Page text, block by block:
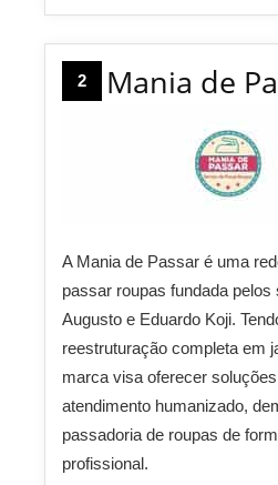
2 Mania de
A Mania de Passar é uma
passar roupas fundada pelos
Augusto e Eduardo Koji.
reestruturação completa em
marca visa oferecer
atendimento humanizado,
passadoria de roupas de
profissional.